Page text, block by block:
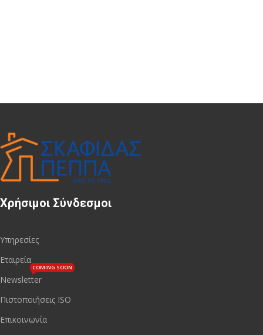
Χρήσιμοι Σύνδεσμοι
Υπηρεσίες
Εταιρεία
Newsletter
COMING SOON
Πιστοποιήσεις ISO
Επικοινωνία